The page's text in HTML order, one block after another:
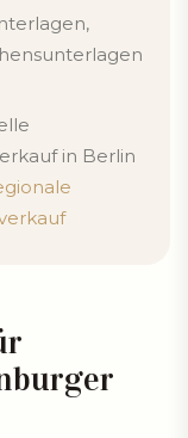
in Berlin